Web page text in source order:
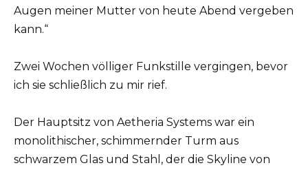
Augen meiner Mutter von heute Abend vergeben
kann.“
Zwei Wochen völliger Funkstille vergingen, bevor
ich sie schließlich zu mir rief.
Der Hauptsitz von Aetheria Systems war ein
monolithischer, schimmernder Turm aus
schwarzem Glas und Stahl, der die Skyline von